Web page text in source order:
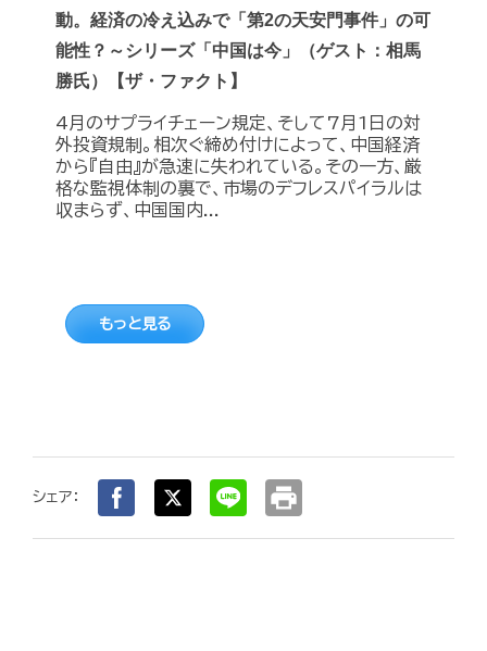
動。経済の冷え込みで「第2の天安門事件」の可
能性？～シリーズ「中国は今」（ゲスト：相馬
勝氏）【ザ・ファクト】
4月のサプライチェーン規定、そして7月1日の対
外投資規制。相次ぐ締め付けによって、中国経済
から『自由』が急速に失われている。その一方、厳
格な監視体制の裏で、市場のデフレスパイラルは
収まらず、中国国内...
もっと見る
シェア： print